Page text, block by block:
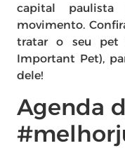
capital paulista
movimento.
tratar o seu pet
Important Pet),
dele!
Agenda